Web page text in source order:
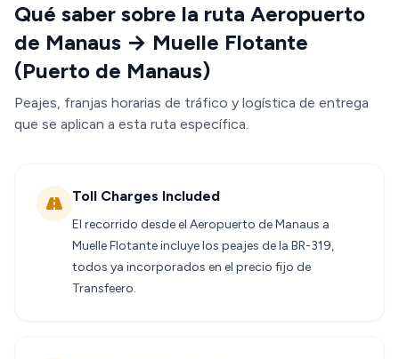
Qué saber sobre la ruta Aeropuerto
de Manaus → Muelle Flotante
(Puerto de Manaus)
Peajes, franjas horarias de tráfico y logística de entrega
que se aplican a esta ruta específica.
Toll Charges Included
El recorrido desde el Aeropuerto de Manaus a
Muelle Flotante incluye los peajes de la BR-319,
todos ya incorporados en el precio fijo de
Transfeero.